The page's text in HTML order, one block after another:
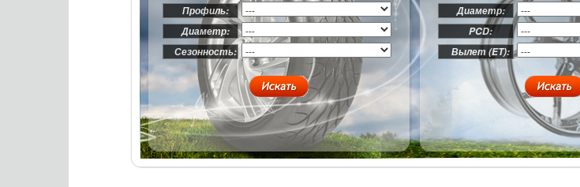
Профиль:
Диаметр:
Сезонность:
Диаметр:
PCD:
Вылет (ET):